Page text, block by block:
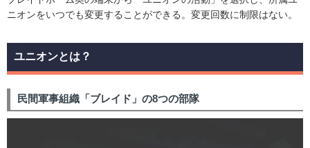
ニオンをいつでも変更することができる。変更回数に制限はない。
ユニオンとは？
民間軍事組織「ブレイド」の8つの部隊